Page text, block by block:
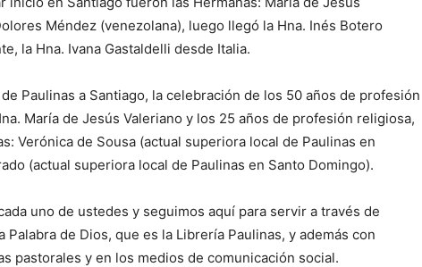
Méndez (venezo­lana), luego llegó la Hna. Inés Botero
la Hna. Ivana Gastaldelli desde Italia.
Pau­linas a Santiago, la celebración de los 50 años de profesión
María de Jesús Valeriano y los 25 años de profesión religiosa,
Verónica de Sousa (actual superiora local de Paulinas en
(ac­tual superiora local de Paulinas en Santo Do­mingo).
uno de ustedes y seguimos aquí para servir a tra­vés de
de Dios, que es la Librería Paulinas, y además con
pastorales y en los medios de comunicación social.